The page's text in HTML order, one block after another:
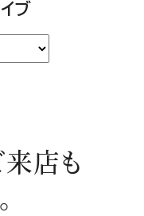
ブ
店も